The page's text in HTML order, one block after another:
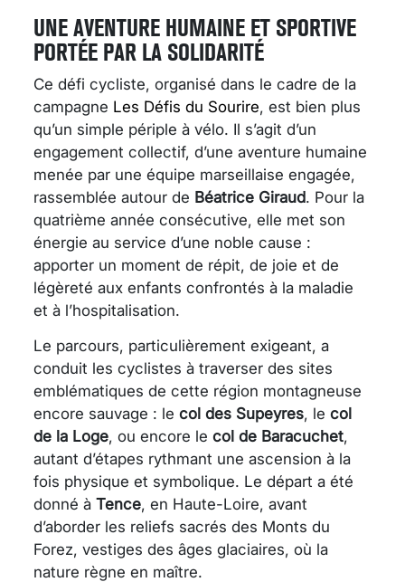
UNE AVENTURE HUMAINE ET SPORTIVE
PORTÉE PAR LA SOLIDARITÉ
Ce défi cycliste, organisé dans le cadre de la
campagne Les Défis du Sourire, est bien plus
qu’un simple périple à vélo. Il s’agit d’un
engagement collectif, d’une aventure humaine
menée par une équipe marseillaise engagée,
rassemblée autour de Béatrice Giraud. Pour la
quatrième année consécutive, elle met son
énergie au service d’une noble cause :
apporter un moment de répit, de joie et de
légèreté aux enfants confrontés à la maladie
et à l’hospitalisation.
Le parcours, particulièrement exigeant, a
conduit les cyclistes à traverser des sites
emblématiques de cette région montagneuse
encore sauvage : le col des Supeyres, le col
de la Loge, ou encore le col de Baracuchet,
autant d’étapes rythmant une ascension à la
fois physique et symbolique. Le départ a été
donné à Tence, en Haute-Loire, avant
d’aborder les reliefs sacrés des Monts du
Forez, vestiges des âges glaciaires, où la
nature règne en maître.